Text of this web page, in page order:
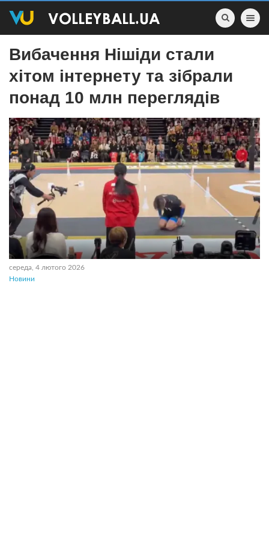
Toggle
Вибачення Нішіди стали
хітом інтернету та зібрали
понад 10 млн переглядів
середа, 4 лютого 2026
Новини